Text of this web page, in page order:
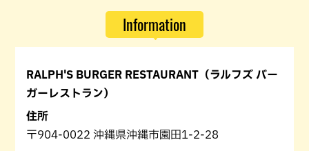
Information
RALPH'S BURGER RESTAURANT（ラルフズ バー
ガーレストラン）
住所
〒904-0022 沖縄県沖縄市園田1-2-28